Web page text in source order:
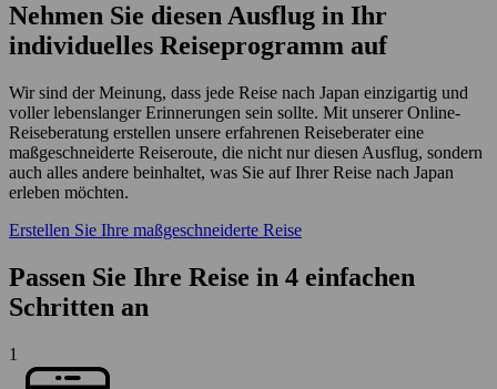
Nehmen Sie diesen Ausflug in Ihr
individuelles Reiseprogramm auf
Wir sind der Meinung, dass jede Reise nach Japan einzigartig und
voller lebenslanger Erinnerungen sein sollte. Mit unserer Online-
Reiseberatung erstellen unsere erfahrenen Reiseberater eine
maßgeschneiderte Reiseroute, die nicht nur diesen Ausflug, sondern
auch alles andere beinhaltet, was Sie auf Ihrer Reise nach Japan
erleben möchten.
Erstellen Sie Ihre maßgeschneiderte Reise
Passen Sie Ihre Reise in 4 einfachen
Schritten an
1